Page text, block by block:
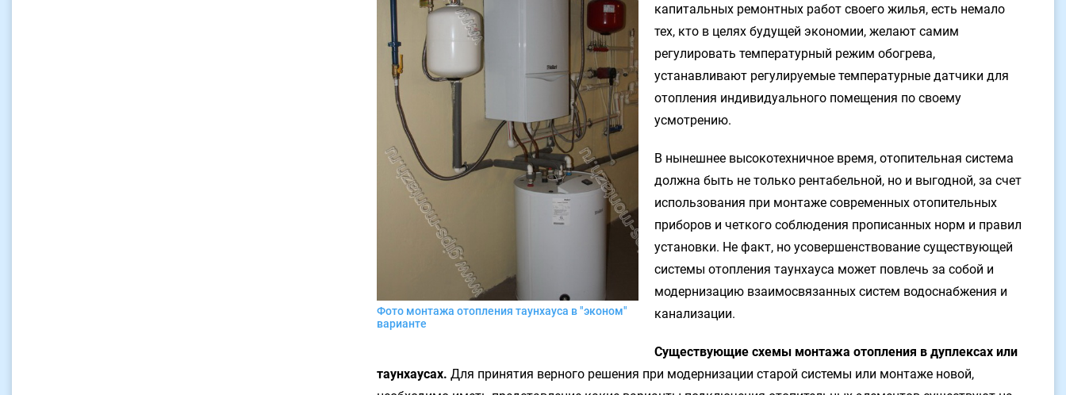
Фото монтажа отопления таунхауса в "эконом"
варианте
капитальных ремонтных работ своего жилья, есть немало
тех, кто в целях будущей экономии, желают самим
регулировать температурный режим обогрева,
устанавливают регулируемые температурные датчики для
отопления индивидуального помещения по своему
усмотрению.
В нынешнее высокотехничное время, отопительная система
должна быть не только рентабельной, но и выгодной, за счет
использования при монтаже современных отопительных
приборов и четкого соблюдения прописанных норм и правил
установки. Не факт, но усовершенствование существующей
системы отопления таунхауса может повлечь за собой и
модернизацию взаимосвязанных систем водоснабжения и
канализации.
Существующие схемы монтажа отопления в дуплексах или
таунхаусах. Для принятия верного решения при модернизации старой системы или монтаже новой,